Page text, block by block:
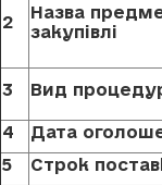
2
Назва
закупівлі
3 Вид
4
Дата
5
Строк